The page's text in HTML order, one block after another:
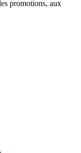
promotions, aux